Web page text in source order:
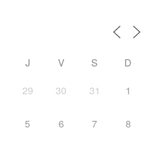
J V S
D
29 30 31 1
5 6 7 8